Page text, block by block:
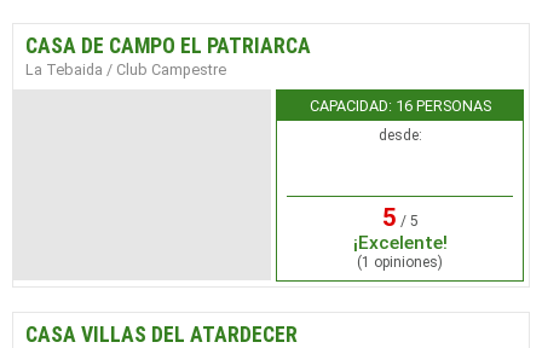
CASA DE CAMPO EL PATRIARCA
La Tebaida / Club Campestre
CAPACIDAD: 16 PERSONAS
desde:
5 / 5
¡Excelente!
(1 opiniones)
CASA VILLAS DEL ATARDECER